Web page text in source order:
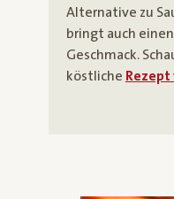
Alternative zu
bringt auch
Geschmack.
köstliche